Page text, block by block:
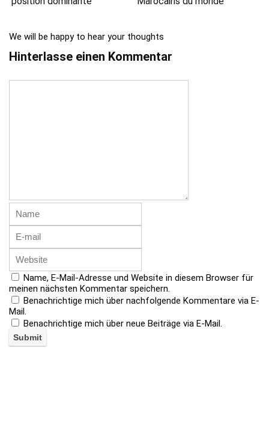
We will be happy to hear your thoughts
Hinterlasse einen Kommentar
Name, E-Mail-Adresse und Website in diesem Browser für
meinen nächsten Kommentar speichern.
Benachrichtige mich über nachfolgende Kommentare via E-
Mail.
Benachrichtige mich über neue Beiträge via E-Mail.